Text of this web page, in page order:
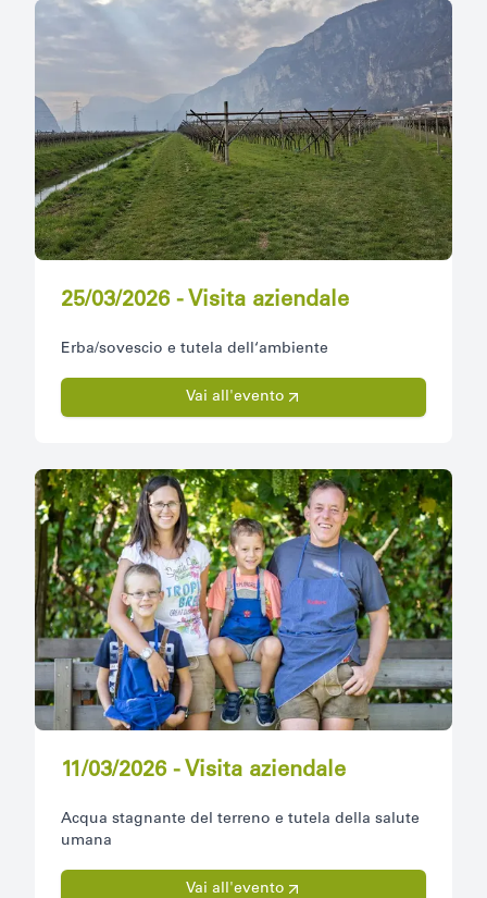
25/03/2026 - Visita aziendale
Erba/sovescio e tutela dell‘ambiente
Vai all'evento
11/03/2026 - Visita aziendale
Acqua stagnante del terreno e tutela della salute
umana
Vai all'evento